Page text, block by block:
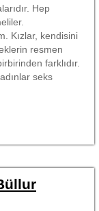
Hep
Kızlar, kendisini
resmen
farklıdır.
seks